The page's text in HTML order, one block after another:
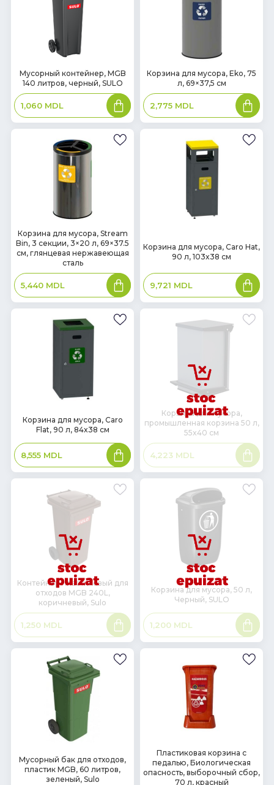
В
наличии
Мусорный контейнер, MGB
140 литров, черный, SULO
1,060 MDL
В
корзину
В
наличии
Корзина для мусора, Eko, 75
л, 69×37,5 см
2,775 MDL
В
корзину
В
наличии
Корзина для мусора, Stream
Bin, 3 секции, 3×20 л, 69×37.5
см, глянцевая нержавеющая
сталь
5,440 MDL
В
корзину
наличии
Корзина для мусора, Caro Hat,
90 л, 103x38 см
9,721 MDL
В
корзину
наличии
Корзина для мусора, Caro
Flat, 90 л, 84x38 см
8,555 MDL
В
корзину
Корзина для мусора,
промышленная корзина 50 л,
55x40 см
4,223 MDL
Контейнер пластиковый для
отходов MGB 240L,
коричневый, Sulo
1,250 MDL
Подробнее
Корзина для мусора, 50 л,
Черный, SULO
1,200 MDL
В
наличии
Мусорный бак для отходов,
пластик MGB, 60 литров,
зеленый, Sulo
наличии
Пластиковая корзина с
педалью, Биологическая
опасность, выборочный сбор,
70 л, красный